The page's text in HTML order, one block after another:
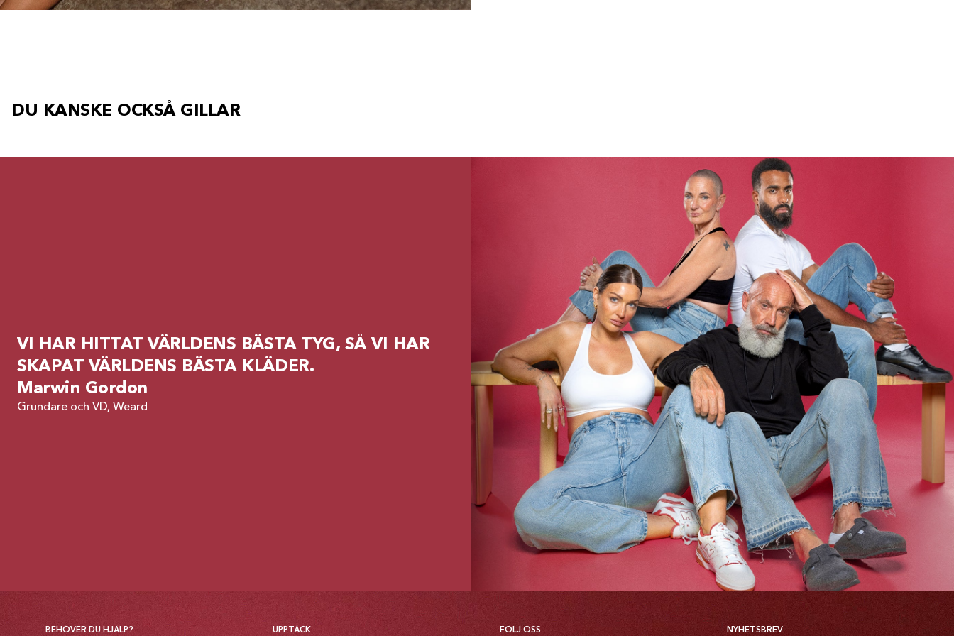
DU KANSKE OCKSÅ GILLAR
VI HAR HITTAT VÄRLDENS BÄSTA TYG, SÅ VI HAR
SKAPAT VÄRLDENS BÄSTA KLÄDER.
Marwin Gordon
Grundare och VD, Weard
BEHÖVER DU HJÄLP? UPPTÄCK FÖLJ OSS NYHETSBREV